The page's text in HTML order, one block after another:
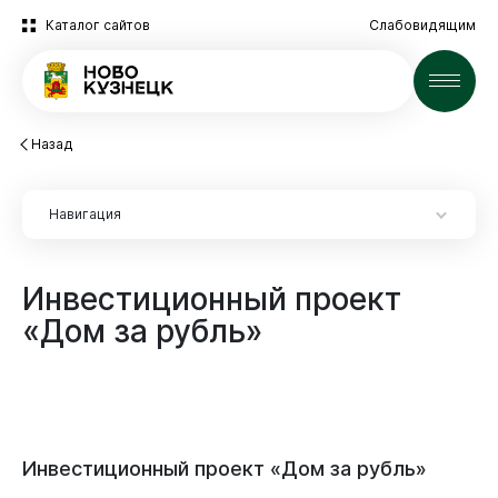
Каталог сайтов Слабовидящим
Новости
Назад
Инвестиционный проект
«Дом за рубль»
Навигация
Инвесторам
Инвесторам
Инвестиционный проект «Дом за рубль»